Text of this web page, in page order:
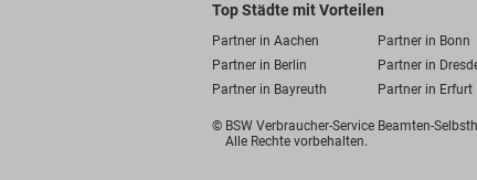
Top Städte mit Vorteilen
Partner in Aachen Partner in Bonn
Partner in Berlin
Partner in
Partner in Bayreuth
Partner in Erfurt
© BSW Verbraucher-Service Beamten-
Alle Rechte vorbehalten.